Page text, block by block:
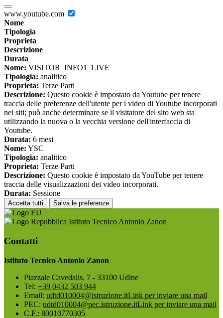
www.youtube.com
Nome
Tipologia
Proprieta
Descrizione
Durata
Nome: VISITOR_INFO1_LIVE
Tipologia: analitico
Proprieta: Terze Parti
Descrizione: Questo cookie è impostato da Youtube per tenere
traccia delle preferenze dell'utente per i video di Youtube incorporati
nei siti; può anche determinare se il visitatore del sito web sta
utilizzando la nuova o la vecchia versione dell'interfaccia di
Youtube.
Durata: 6 mesi
Nome: YSC
Tipologia: analitico
Proprieta: Terze Parti
Descrizione: Questo cookie è impostato da YouTube per tenere
traccia delle visualizzazioni dei video incorporati.
Durata: Sessione
Accetta tutti Salva le preferenze
Istituto Tecnico Antonio Zanon
Contatti
Istituto Tecnico Antonio Zanon
Piazzale Cavedalis, 7 - 33100 Udine
Tel: +39 0432 503 944
Email: udtd010004@istruzione.itLink per inviare una mail
PEC: udtd010004@pec.istruzione.itLink per inviare una mail
C.F.: 80010770305